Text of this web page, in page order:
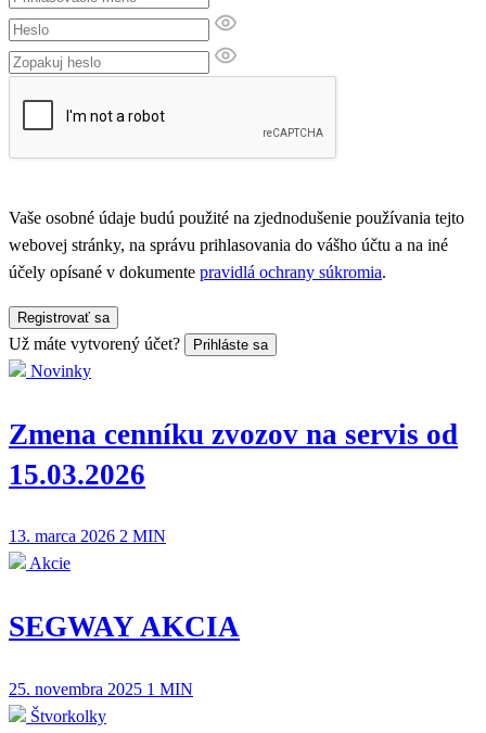
Vaše osobné údaje budú použité na zjednodušenie používania tejto
webovej stránky, na správu prihlasovania do vášho účtu a na iné
účely opísané v dokumente pravidlá ochrany súkromia.
Registrovať sa
Už máte vytvorený účet? Prihláste sa
Novinky
Zmena cenníku zvozov na servis od
15.03.2026
13. marca 2026 2 MIN
Akcie
SEGWAY AKCIA
25. novembra 2025 1 MIN
Štvorkolky